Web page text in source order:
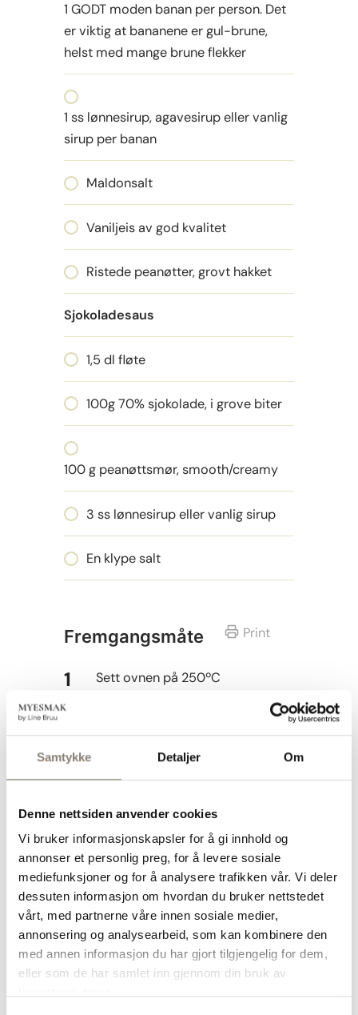
Samtykke Detaljer Om
Denne nettsiden anvender cookies
Vi bruker informasjonskapsler for å gi innhold og
annonser et personlig preg, for å levere sosiale
mediefunksjoner og for å analysere trafikken vår. Vi deler
dessuten informasjon om hvordan du bruker nettstedet
vårt, med partnerne våre innen sosiale medier,
annonsering og analysearbeid, som kan kombinere den
med annen informasjon du har gjort tilgjengelig for dem,
eller som de har samlet inn gjennom din bruk av
1 GODT moden banan per person. Det
er viktig at bananene er gul-brune,
helst med mange brune flekker
1 ss lønnesirup, agavesirup eller vanlig
sirup per banan
Maldonsalt
Vaniljeis av god kvalitet
Ristede peanøtter, grovt hakket
Sjokoladesaus
1,5 dl fløte
100g 70% sjokolade, i grove biter
100 g peanøttsmør, smooth/creamy
3 ss lønnesirup eller vanlig sirup
En klype salt
Print
Fremgangsmåte
Sett ovnen på 250ºC
til bunn, og klem litt på dem så
de åpner seg og innmaten titter
litt frem
Hell 1 ss sirup i hver banan og
dryss over en klype flaksalt
Bak bananene i ovnen i 20-30
minutter til skallet er mørk brunt